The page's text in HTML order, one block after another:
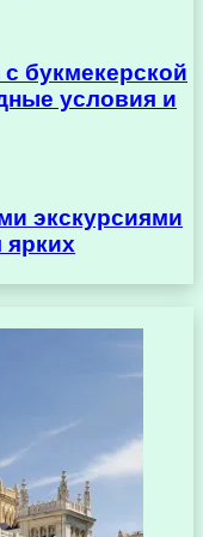
букмекерской
условия и
экскурсиями